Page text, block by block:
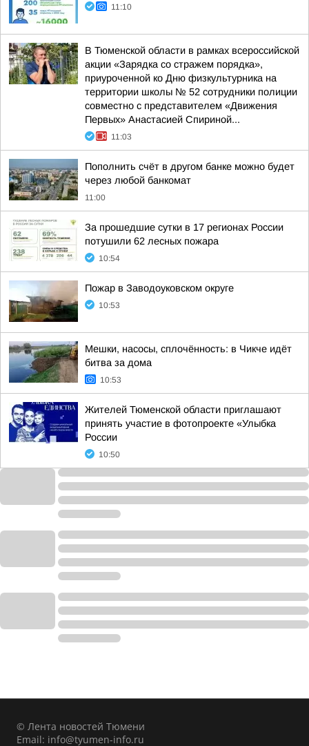
11:10
В Тюменской области в рамках всероссийской
акции «Зарядка со стражем порядка»,
приуроченной ко Дню физкультурника на
территории школы № 52 сотрудники полиции
совместно с представителем «Движения
Первых» Анастасией Спириной...
11:03
Пополнить счёт в другом банке можно будет
через любой банкомат
11:00
За прошедшие сутки в 17 регионах России
потушили 62 лесных пожара
10:54
Пожар в Заводоуковском округе
10:53
Мешки, насосы, сплочённость: в Чикче идёт
битва за дома
10:53
Жителей Тюменской области приглашают
принять участие в фотопроекте «Улыбка
России
10:50
© Лента новостей Тюмени
Email: info@tyumen-info.ru